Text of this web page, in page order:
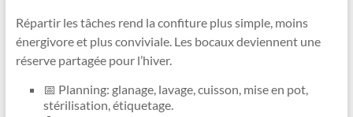
Répartir les tâches rend la confiture plus simple, moins
énergivore et plus conviviale. Les bocaux deviennent une
réserve partagée pour l’hiver.
📅 Planning: glanage, lavage, cuisson, mise en pot,
stérilisation, étiquetage.